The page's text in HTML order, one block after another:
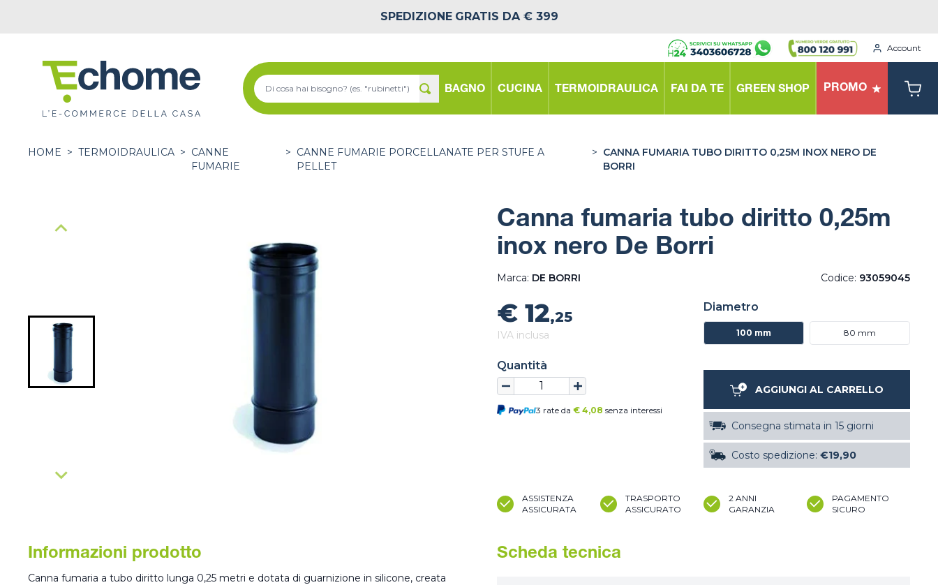
SPEDIZIONE GRATIS DA € 399
Account
BAGNO CUCINA TERMOIDRAULICA FAI DA TE GREEN SHOP PROMO
HOME > TERMOIDRAULICA > CANNE
FUMARIE
> CANNE FUMARIE PORCELLANATE PER STUFE A
PELLET
> CANNA FUMARIA TUBO DIRITTO 0,25M INOX NERO DE
BORRI
Canna fumaria tubo diritto 0,25m
inox nero De Borri
Marca: DE BORRI Codice: 93059045
€ 12,25
IVA inclusa
Quantità
3 rate da € 4,08 senza interessi
Diametro
100 mm 80 mm
AGGIUNGI AL CARRELLO
Consegna stimata in 15 giorni
Costo spedizione: €19,90
ASSISTENZA
ASSICURATA
TRASPORTO
ASSICURATO
2 ANNI
GARANZIA
PAGAMENTO
SICURO
Informazioni prodotto
Canna fumaria a tubo diritto lunga 0,25 metri e dotata di guarnizione in silicone, creata
Scheda tecnica